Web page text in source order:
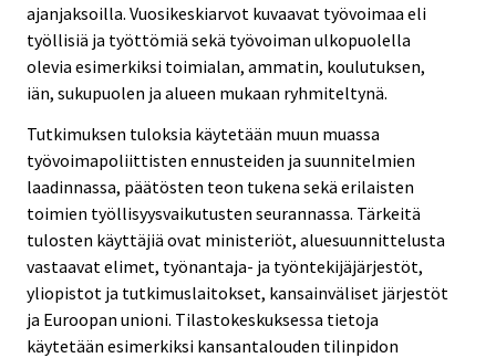
ajanjaksoilla. Vuosikeskiarvot kuvaavat työvoimaa eli
työllisiä ja työttömiä sekä työvoiman ulkopuolella
olevia esimerkiksi toimialan, ammatin, koulutuksen,
iän, sukupuolen ja alueen mukaan ryhmiteltynä.
Tutkimuksen tuloksia käytetään muun muassa
työvoimapoliittisten ennusteiden ja suunnitelmien
laadinnassa, päätösten teon tukena sekä erilaisten
toimien työllisyysvaikutusten seurannassa. Tärkeitä
tulosten käyttäjiä ovat ministeriöt, aluesuunnittelusta
vastaavat elimet, työnantaja- ja työntekijäjärjestöt,
yliopistot ja tutkimuslaitokset, kansainväliset järjestöt
ja Euroopan unioni. Tilastokeskuksessa tietoja
käytetään esimerkiksi kansantalouden tilinpidon